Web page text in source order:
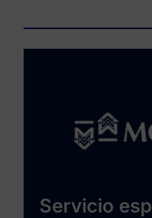
Servicio